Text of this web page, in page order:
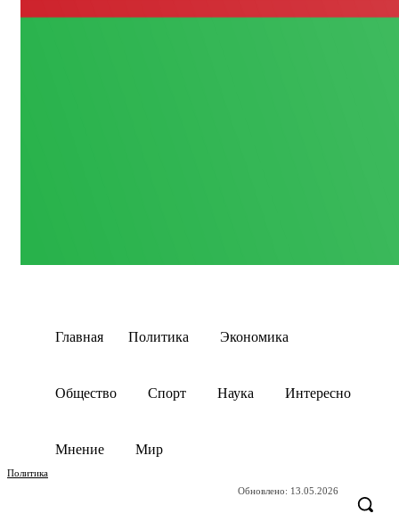
Главная Политика Экономика
Общество Спорт Наука Интересно
Мнение Мир
Политика
Обновлено: 13.05.2026